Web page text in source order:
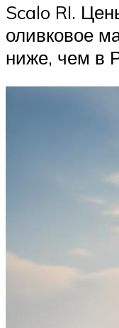
Scalo RI.
оливковое
ниже, чем в